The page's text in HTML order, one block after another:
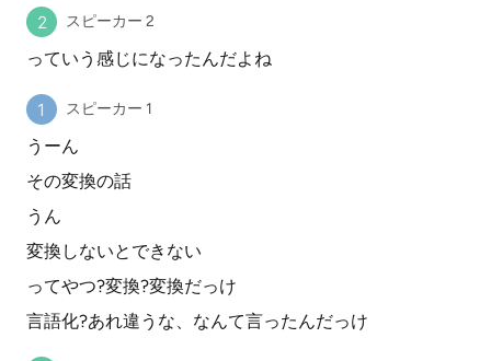
スピーカー 2
っていう感じになったんだよね
スピーカー 1
うーん
その変換の話
うん
変換しないとできない
ってやつ?変換?変換だっけ
言語化?あれ違うな、なんて言ったんだっけ